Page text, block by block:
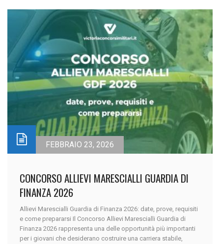
FEBBRAIO 23, 2026
CONCORSO ALLIEVI MARESCIALLI GUARDIA DI
FINANZA 2026
Allievi Marescialli Guardia di Finanza 2026: date, prove, requisiti
e come prepararsi Il Concorso Allievi Marescialli Guardia di
Finanza 2026 rappresenta una delle opportunità più importanti
per i giovani che desiderano costruire una carriera stabile,